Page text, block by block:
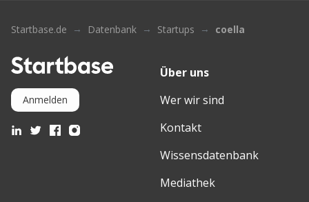
Startbase.de Datenbank Startups coella
Anmelden
Über uns
Wer wir sind
Kontakt
Wissensdatenbank
Mediathek